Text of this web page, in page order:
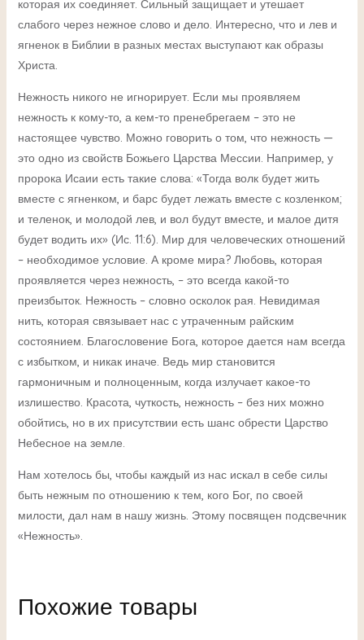
которая их соединяет. Сильный защищает и утешает
слабого через нежное слово и дело. Интересно, что и лев и
ягненок в Библии в разных местах выступают как образы
Христа.
Нежность никого не игнорирует. Если мы проявляем
нежность к кому-то, а кем-то пренебрегаем – это не
настоящее чувство. Можно говорить о том, что нежность —
это одно из свойств Божьего Царства Мессии. Например, у
пророка Исаии есть такие слова: «Тогда волк будет жить
вместе с ягненком, и барс будет лежать вместе с козленком;
и теленок, и молодой лев, и вол будут вместе, и малое дитя
будет водить их» (Ис. 11:6). Мир для человеческих отношений
– необходимое условие. А кроме мира? Любовь, которая
проявляется через нежность, – это всегда какой-то
преизбыток. Нежность – словно осколок рая. Невидимая
нить, которая связывает нас с утраченным райским
состоянием. Благословение Бога, которое дается нам всегда
с избытком, и никак иначе. Ведь мир становится
гармоничным и полноценным, когда излучает какое-то
излишество. Красота, чуткость, нежность – без них можно
обойтись, но в их присутствии есть шанс обрести Царство
Небесное на земле.
Нам хотелось бы, чтобы каждый из нас искал в себе силы
быть нежным по отношению к тем, кого Бог, по своей
милости, дал нам в нашу жизнь. Этому посвящен подсвечник
«Нежность».
Похожие товары